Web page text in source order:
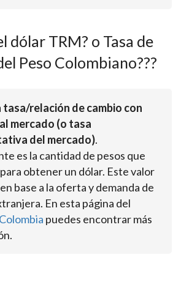
dólar TRM? o Tasa de
Peso Colombiano???
tasa/relación de cambio con
mercado (o tasa
del mercado).
es la cantidad de pesos que
obtener un dólar. Este valor
base a la oferta y demanda de
En esta página del
puedes encontrar más